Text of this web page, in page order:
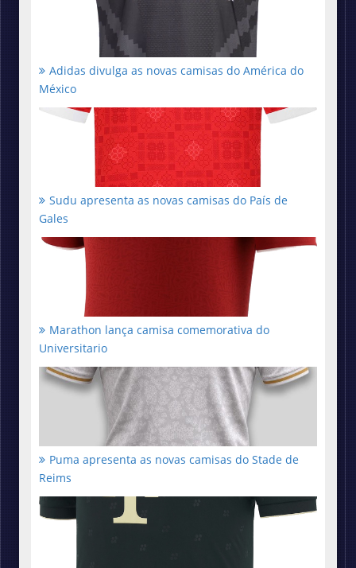
Adidas divulga as novas camisas do América do
México
Sudu apresenta as novas camisas do País de
Gales
Marathon lança camisa comemorativa do
Universitario
Puma apresenta as novas camisas do Stade de
Reims